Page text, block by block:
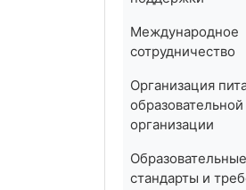
Международное
сотрудничество
Организация
образовательной
организации
Образовательные
стандарты и